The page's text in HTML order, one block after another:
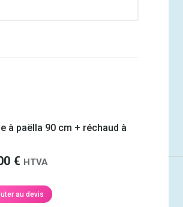
à paëlla 90 cm + réchaud à
€ HTVA
au devis
et
Merci beaucoup pour votre livraison dans